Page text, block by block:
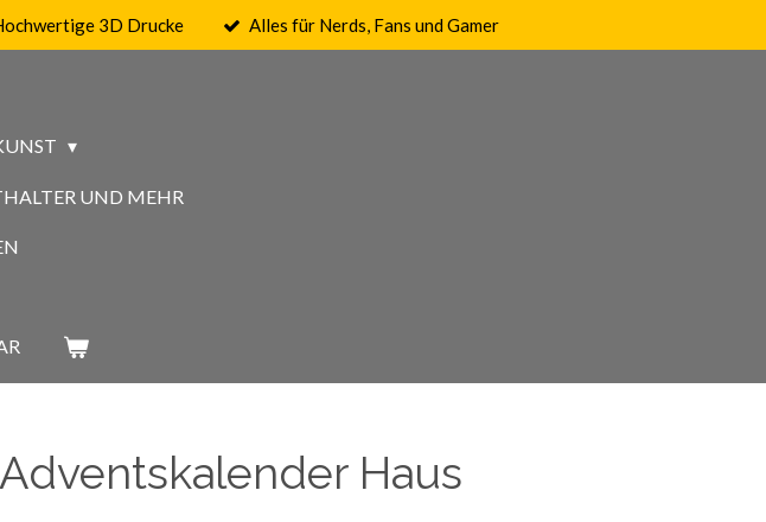
3D Drucke Alles für Nerds, Fans und Gamer
UND MEHR
Adventskalender Haus